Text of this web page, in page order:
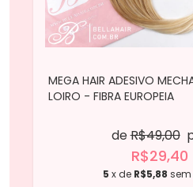
MEGA HAIR ADESIVO
LOIRO - FIBRA EUROPEIA
deR$49,00
R$29,40
5 x de R$5,88 sem